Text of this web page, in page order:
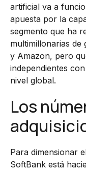
artificial va a
apuesta por la
segmento que ha
multimillonarias de
y Amazon, pero
independientes
nivel global.
Los
Para dimensionar
SoftBank está